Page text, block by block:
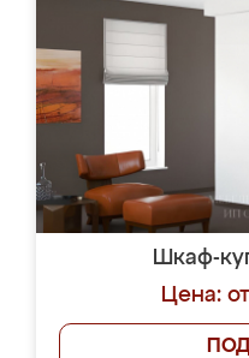
Шкаф-
Цена: